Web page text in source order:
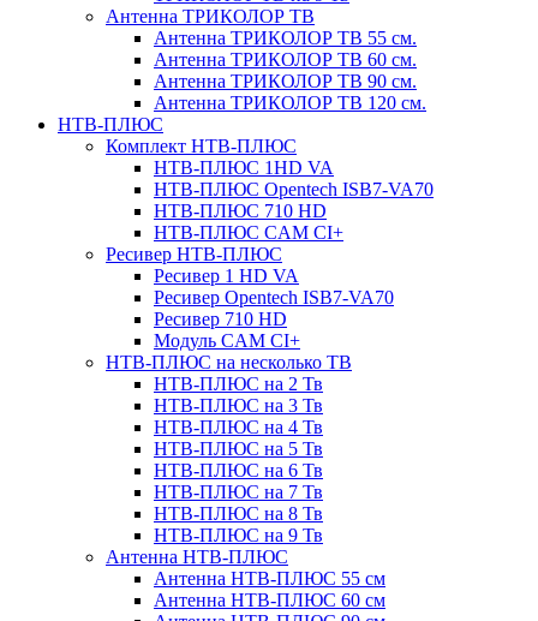
Антенна ТРИКОЛОР ТВ
Антенна ТРИКОЛОР ТВ 55 см.
Антенна ТРИКОЛОР ТВ 60 см.
Антенна ТРИКОЛОР ТВ 90 см.
Антенна ТРИКОЛОР ТВ 120 см.
НТВ-ПЛЮС
Комплект НТВ-ПЛЮС
НТВ-ПЛЮС 1HD VA
НТВ-ПЛЮС Opentech ISB7-VA70
НТВ-ПЛЮС 710 HD
НТВ-ПЛЮС CAM CI+
Ресивер НТВ-ПЛЮС
Ресивер 1 HD VA
Ресивер Opentech ISB7-VA70
Ресивер 710 HD
Модуль CAM CI+
НТВ-ПЛЮС на несколько ТВ
НТВ-ПЛЮС на 2 Тв
НТВ-ПЛЮС на 3 Тв
НТВ-ПЛЮС на 4 Тв
НТВ-ПЛЮС на 5 Тв
НТВ-ПЛЮС на 6 Тв
НТВ-ПЛЮС на 7 Тв
НТВ-ПЛЮС на 8 Тв
НТВ-ПЛЮС на 9 Тв
Антенна НТВ-ПЛЮС
Антенна НТВ-ПЛЮС 55 см
Антенна НТВ-ПЛЮС 60 см